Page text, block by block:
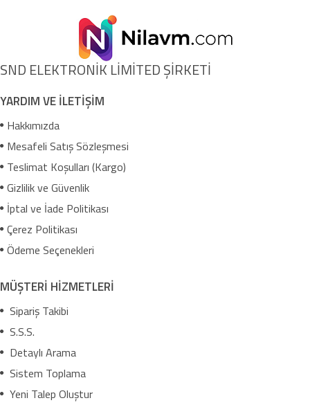
SND ELEKTRONİK LİMİTED ŞİRKETİ
YARDIM VE İLETİŞİM
Hakkımızda
Mesafeli Satış Sözleşmesi
Teslimat Koşulları (Kargo)
Gizlilik ve Güvenlik
İptal ve İade Politikası
Çerez Politikası
Ödeme Seçenekleri
MÜŞTERİ HİZMETLERİ
Sipariş Takibi
S.S.S.
Detaylı Arama
Sistem Toplama
Yeni Talep Oluştur